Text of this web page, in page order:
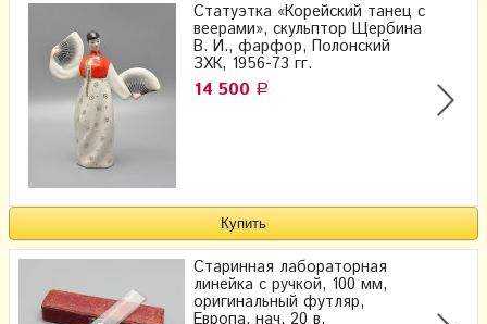
Статуэтка «Корейский танец с
веерами», скульптор Щербина
В. И., фарфор, Полонский
ЗХК, 1956-73 гг.
14 500 Р
Старинная лабораторная
линейка с ручкой, 100 мм,
оригинальный футляр,
Европа, нач. 20 в.